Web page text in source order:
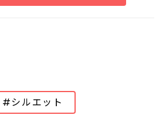
#シルエット